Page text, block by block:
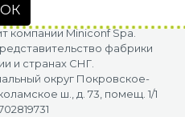
компании Miniconf Spa.
фабрики
и странах СНГ.
округ Покровское-
ш., д. 73, помещ. 1/1